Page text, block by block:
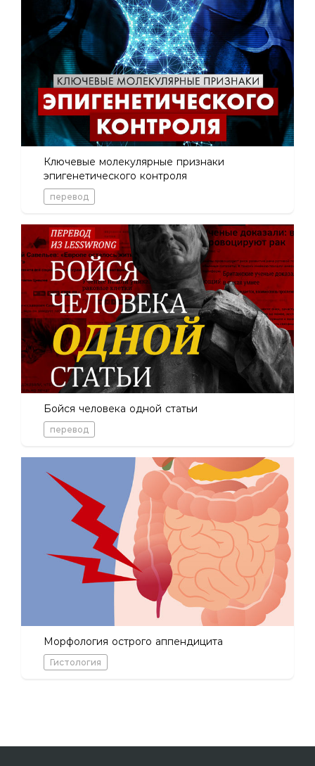
Ключевые молекулярные признаки
эпигенетического контроля
перевод
Бойся человека одной статьи
перевод
Морфология острого аппендицита
Гистология